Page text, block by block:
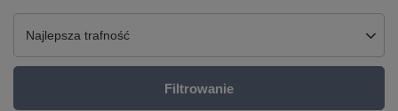
Zmień sortowanie
Najlepsza trafność
Filtrowanie